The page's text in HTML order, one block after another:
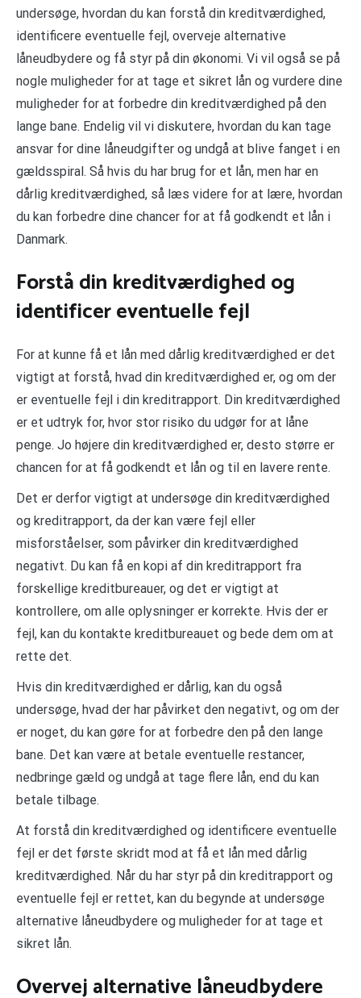
undersøge, hvordan du kan forstå din kreditværdighed,
identificere eventuelle fejl, overveje alternative
låneudbydere og få styr på din økonomi. Vi vil også se på
nogle muligheder for at tage et sikret lån og vurdere dine
muligheder for at forbedre din kreditværdighed på den
lange bane. Endelig vil vi diskutere, hvordan du kan tage
ansvar for dine låneudgifter og undgå at blive fanget i en
gældsspiral. Så hvis du har brug for et lån, men har en
dårlig kreditværdighed, så læs videre for at lære, hvordan
du kan forbedre dine chancer for at få godkendt et lån i
Danmark.
Forstå din kreditværdighed og
identificer eventuelle fejl
For at kunne få et lån med dårlig kreditværdighed er det
vigtigt at forstå, hvad din kreditværdighed er, og om der
er eventuelle fejl i din kreditrapport. Din kreditværdighed
er et udtryk for, hvor stor risiko du udgør for at låne
penge. Jo højere din kreditværdighed er, desto større er
chancen for at få godkendt et lån og til en lavere rente.
Det er derfor vigtigt at undersøge din kreditværdighed
og kreditrapport, da der kan være fejl eller
misforståelser, som påvirker din kreditværdighed
negativt. Du kan få en kopi af din kreditrapport fra
forskellige kreditbureauer, og det er vigtigt at
kontrollere, om alle oplysninger er korrekte. Hvis der er
fejl, kan du kontakte kreditbureauet og bede dem om at
rette det.
Hvis din kreditværdighed er dårlig, kan du også
undersøge, hvad der har påvirket den negativt, og om der
er noget, du kan gøre for at forbedre den på den lange
bane. Det kan være at betale eventuelle restancer,
nedbringe gæld og undgå at tage flere lån, end du kan
betale tilbage.
At forstå din kreditværdighed og identificere eventuelle
fejl er det første skridt mod at få et lån med dårlig
kreditværdighed. Når du har styr på din kreditrapport og
eventuelle fejl er rettet, kan du begynde at undersøge
alternative låneudbydere og muligheder for at tage et
sikret lån.
Overvej alternative låneudbydere